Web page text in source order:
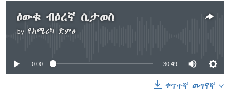
ዕውቁ ብዕረኛ ሲታወስ
by የአሜሪካ ድምፅ
No media source currently available
0:00 30:49
ቀጥተኛ መገናኛ